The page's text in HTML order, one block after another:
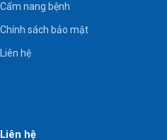
Liên hệ
Cẩm nang bệnh
Chính sách bảo mật
Liên hệ